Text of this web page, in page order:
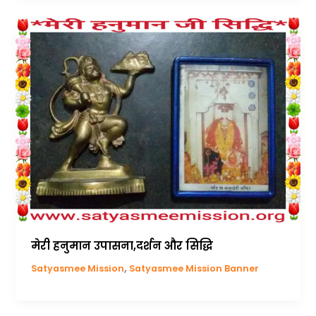
मेरी हनुमान उपासना,दर्शन और सिद्धि
Satyasmee Mission, Satyasmee Mission Banner